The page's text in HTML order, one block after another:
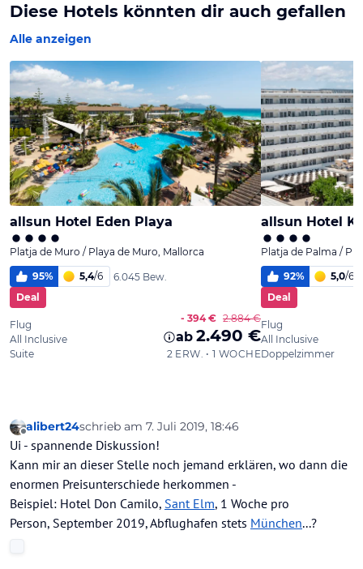
Offline
alibert24schrieb am 7. Juli 2019, 18:46
zuletzt editiert von
Ui - spannende Diskussion!
Kann mir an dieser Stelle noch jemand erklären, wo dann die
enormen Preisunterschiede herkommen -
Beispiel: Hotel Don Camilo, Sant Elm, 1 Woche pro
Person, September 2019, Abflughafen stets München...?